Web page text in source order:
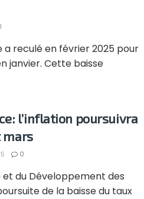
a reculé en février 2025 pour
janvier. Cette baisse
l’inflation poursuivra
mars
0
du Développement des
de la baisse du taux